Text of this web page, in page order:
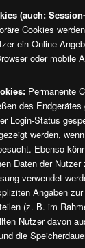
(auch:
Cookies
ein Online-
oder mobile
Permanente
des
Login-Status
werden,
Ebenso
Daten der Nutzer
verwendet
Angaben
(z. B. im
Nutzer davon
die